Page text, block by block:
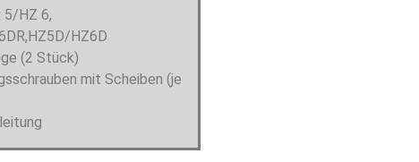
5/HZ 6,
HZ6D
(2 Stück)
mit Scheiben (je